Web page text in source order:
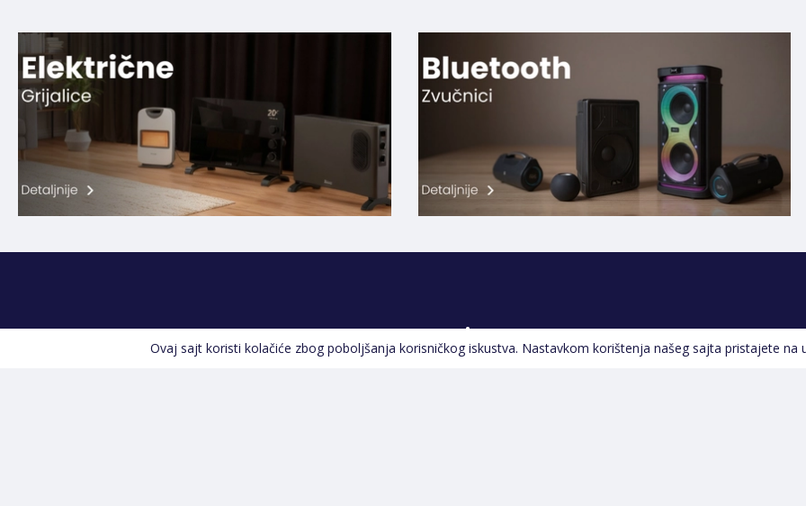
Pratite nas
Ovaj sajt koristi kolačiće zbog poboljšanja korisničkog iskustva. Nastavkom korištenja našeg sajta pristajete na